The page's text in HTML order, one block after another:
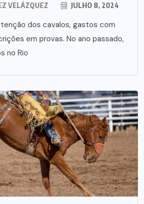
VELÁZQUEZ JULHO 8, 2024
dos cavalos, gastos com
em provas. No ano passado,
no Rio